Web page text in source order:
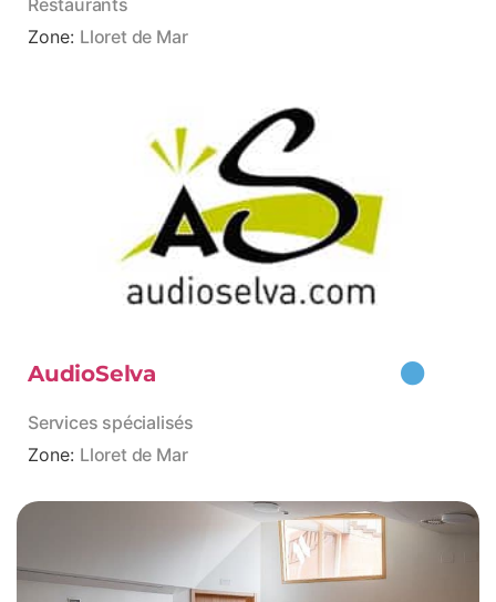
Zone: Lloret de Mar
AudioSelva
Services spécialisés
Zone: Lloret de Mar